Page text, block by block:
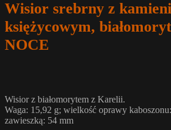
Wisior srebrny z
księżycowym,
NOCE
Wisior z białomorytem z Karelii.
Waga: 15,92 g; wielkość oprawy
zawieszką: 54 mm